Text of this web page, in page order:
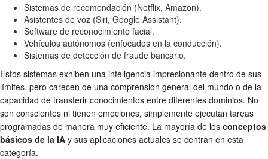
Sistemas de recomendación (Netflix, Amazon).
Asistentes de voz (Siri, Google Assistant).
Software de reconocimiento facial.
Vehículos autónomos (enfocados en la conducción).
Sistemas de detección de fraude bancario.
Estos sistemas exhiben una inteligencia impresionante dentro de sus
límites, pero carecen de una comprensión general del mundo o de la
capacidad de transferir conocimientos entre diferentes dominios. No
son conscientes ni tienen emociones, simplemente ejecutan tareas
programadas de manera muy eficiente. La mayoría de los conceptos
básicos de la IA y sus aplicaciones actuales se centran en esta
categoría.